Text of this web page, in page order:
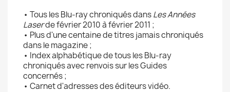
• Tous les Blu-ray chroniqués dansLes Années
Laserde février 2010 à février 2011 ;
• Plus d'une centaine de titres jamais chroniqués
dans le magazine ;
• Index alphabétique de tous les Blu-ray
chroniqués avec renvois sur les Guides
concernés ;
• Carnet d'adresses des éditeurs vidéo.